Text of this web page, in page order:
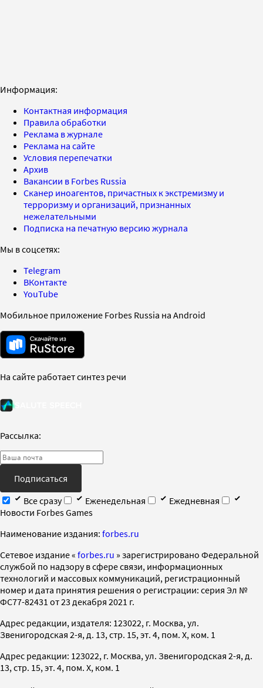
Информация:
Контактная информация
Правила обработки
Реклама в журнале
Реклама на сайте
Условия перепечатки
Архив
Вакансии в Forbes Russia
Сканер иноагентов, причастных к экстремизму и
терроризму и организаций, признанных
нежелательными
Подписка на печатную версию журнала
Мы в соцсетях:
Telegram
ВКонтакте
YouTube
Мобильное приложение Forbes Russia на Android
На сайте работает синтез речи
Рассылка:
Подписаться
Все сразу
Еженедельная
Ежедневная
Новости Forbes Games
Наименование издания: forbes.ru
Cетевое издание « forbes.ru » зарегистрировано Федеральной
службой по надзору в сфере связи, информационных
технологий и массовых коммуникаций, регистрационный
номер и дата принятия решения о регистрации: серия Эл №
ФС77-82431 от 23 декабря 2021 г.
Адрес редакции, издателя: 123022, г. Москва, ул.
Звенигородская 2-я, д. 13, стр. 15, эт. 4, пом. X, ком. 1
Адрес редакции: 123022, г. Москва, ул. Звенигородская 2-я, д.
13, стр. 15, эт. 4, пом. X, ком. 1